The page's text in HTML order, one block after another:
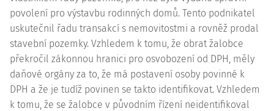
povolení pro výstavbu rodinných domů. Tento podnikatel
uskutečnil řadu transakcí s nemovitostmi a rovněž prodal
stavební pozemky. Vzhledem k tomu, že obrat žalobce
překročil zákonnou hranici pro osvobození od DPH, měly
daňové orgány za to, že má postavení osoby povinné k
DPH a že je tudíž povinen se takto identifikovat. Vzhledem
k tomu, že se žalobce v původním řízení neidentifikoval